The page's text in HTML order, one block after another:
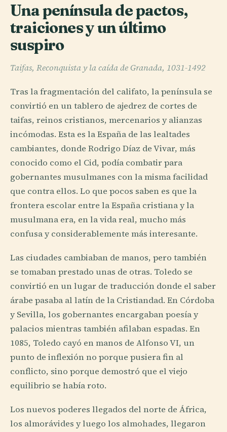
Una península de pactos,
traiciones y un último
suspiro
Taifas, Reconquista y la caída de Granada, 1031-1492
Tras la fragmentación del califato, la península se
convirtió en un tablero de ajedrez de cortes de
taifas, reinos cristianos, mercenarios y alianzas
incómodas. Esta es la España de las lealtades
cambiantes, donde Rodrigo Díaz de Vivar, más
conocido como el Cid, podía combatir para
gobernantes musulmanes con la misma facilidad
que contra ellos. Lo que pocos saben es que la
frontera escolar entre la España cristiana y la
musulmana era, en la vida real, mucho más
confusa y considerablemente más interesante.
Las ciudades cambiaban de manos, pero también
se tomaban prestado unas de otras. Toledo se
convirtió en un lugar de traducción donde el saber
árabe pasaba al latín de la Cristiandad. En Córdoba
y Sevilla, los gobernantes encargaban poesía y
palacios mientras también afilaban espadas. En
1085, Toledo cayó en manos de Alfonso VI, un
punto de inflexión no porque pusiera fin al
conflicto, sino porque demostró que el viejo
equilibrio se había roto.
Los nuevos poderes llegados del norte de África,
los almorávides y luego los almohades, llegaron